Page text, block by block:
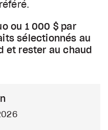
ou 1 000 $ par
sélectionnés au
et rester au chaud